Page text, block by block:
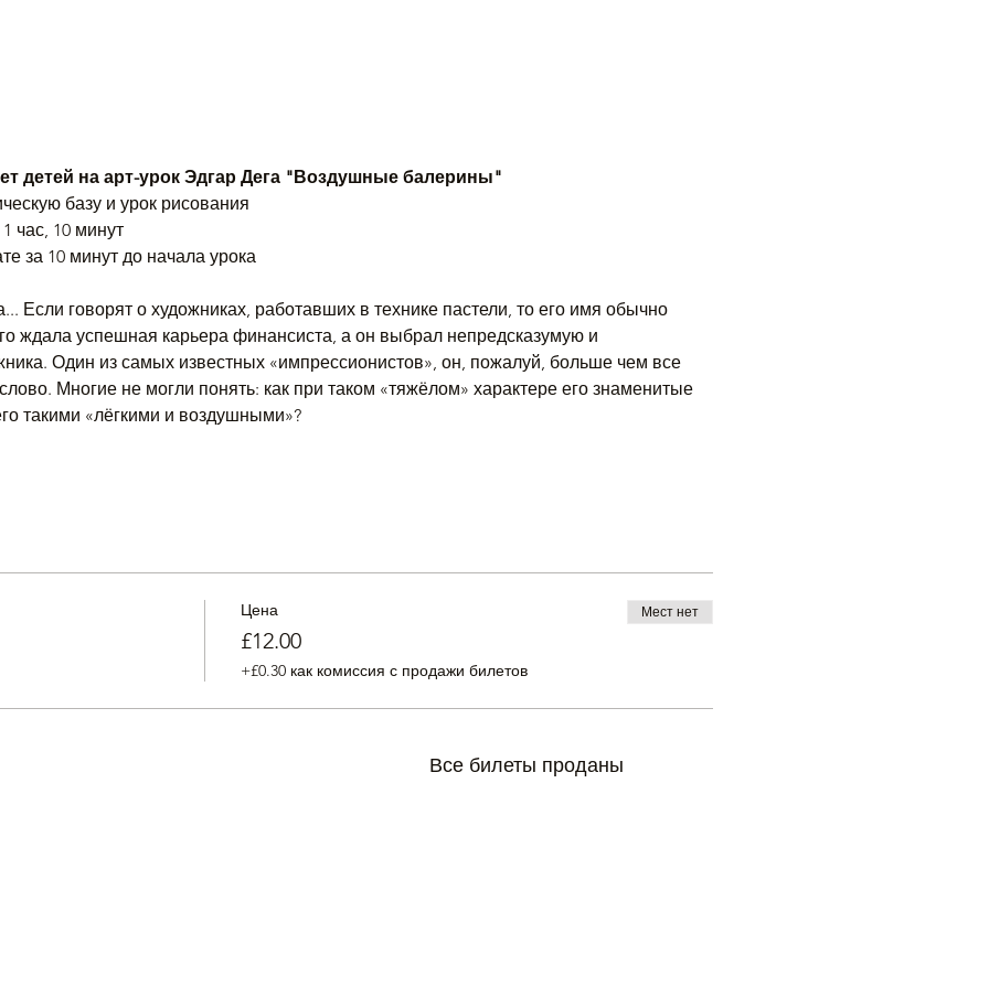
детей на арт-урок Эдгар Дега "Воздушные балерины"
базу и урок рисования
час, 10 минут
за 10 минут до начала урока
Если говорят о художниках, работавших в технике пастели, то его имя обычно
ждала успешная карьера финансиста, а он выбрал непредсказумую и
Один из самых известных «импрессионистов», он, пожалуй, больше чем все
Многие не могли понять: как при таком «тяжёлом» характере его знаменитые
такими «лёгкими и воздушными»?
Цена
£12.00
+£0.30 как комиссия с продажи билетов
Мест нет
Все билеты проданы